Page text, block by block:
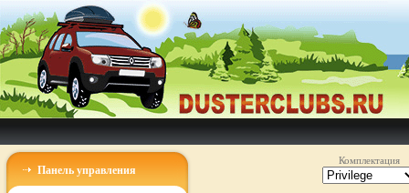
Панель управления
Комплектация